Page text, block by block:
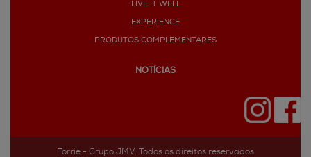
LIVE IT WELL
EXPERIENCE
PRODUTOS COMPLEMENTARES
NOTÍCIAS
Torrie - Grupo JMV. Todos os direitos reservados